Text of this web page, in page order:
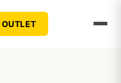
OUTLET